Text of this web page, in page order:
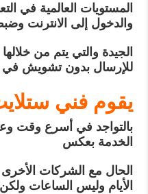
المستويات العالمية في
والدخول إلى الانترنت
الجيدة والتي يتم من
للإرسال بدون تشويش في
يقوم فني
بالتواجد في أسرع وقت
الخدمة بعكس
الحال مع الشركات
الأيام وليس الساعات